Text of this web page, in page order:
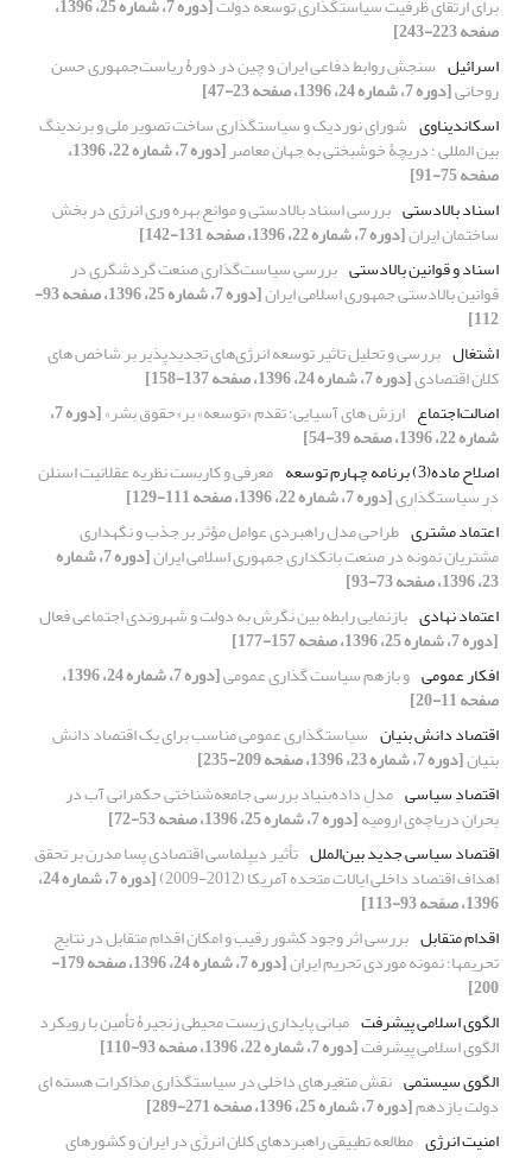
صفحه 223-243]
اسرائیل سنجشِ روابط دفاعیِ ایران و چین در دورۀ ریاست‌جمهوری حسن
روحانی[دوره 7، شماره 24، 1396، صفحه 23-47]
اسکاندیناوی شورای نوردیک و سیاستگذاری ساخت تصویر ملی و برندینگ
بین المللی ؛ دریچۀ خوشبختی به جهان معاصر [دوره 7، شماره 22، 1396،
صفحه 75-91]
اسناد بالادستی بررسی اسناد بالادستی و موانع بهره وری انرژی در بخش
ساختمان ایران[دوره 7، شماره 22، 1396، صفحه 131-142]
اسناد و قوانین بالادستی بررسی سیاست‌گذاری صنعت گردشگری در
قوانین بالادستی جمهوری اسلامی ایران [دوره 7، شماره 25، 1396، صفحه 93-
112]
اشتغال بررسی و تحلیل تاثیر توسعه انرژی‌های تجدیدپذیر بر شاخص های
کلان اقتصادی[دوره 7، شماره 24، 1396، صفحه 137-158]
اصالت‌اجتماع ارزش های آسیایی؛ تقدم «توسعه» بر«حقوق بشر» [دوره 7،
شماره 22، 1396، صفحه 39-54]
اصلاح ماده(3) برنامه چهارم توسعه
معرفی و کاربست نظریه عقلانیت اسنلن
در سیاستگذاری[دوره 7، شماره 22، 1396، صفحه 111-129]
اعتماد مشتری طراحی مدل راهبردی عوامل مؤثر بر جذب و نگهداری
مشتریان نمونه در صنعت بانکداری جمهوری اسلامی ایران [دوره 7، شماره
23، 1396، صفحه 73-93]
اعتماد نهادی بازنمایی رابطه بین نگرش به دولت و شهروندی اجتماعی فعال
[دوره 7، شماره 25، 1396، صفحه 157-177]
افکار عمومی و بازهم سیاست گذاری عمومی [دوره 7، شماره 24، 1396،
صفحه 11-20]
اقتصاد دانش بنیان سیاستگذاری عمومی مناسب برای یک اقتصاد دانش
بنیان[دوره 7، شماره 23، 1396، صفحه 209-235]
اقتصادِ سیاسی مدلِ داده‌بنیاد بررسی جامعه‌شناختی حکمرانی آب در
بحرانِ دریاچه‌ی ارومیه[دوره 7، شماره 25، 1396، صفحه 53-72]
اقتصاد سیاسی جدید بین‌الملل تأثیر دیپلماسی اقتصادی پسا مدرن بر تحقق
اهداف اقتصاد داخلی ایالات متحده آمریکا (2012-2009) [دوره 7، شماره 24،
1396، صفحه 93-113]
اقدام متقابل بررسی اثر وجود کشور رقیب و امکان اقدام متقابل در نتایج
تحریمها؛ نمونه موردی تحریم ایران [دوره 7، شماره 24، 1396، صفحه 179-
200]
الگوی اسلامی پیشرفت مبانی پایداری زیست محیطی زنجیرۀ تأمین با رویکرد
الگوی اسلامی پیشرفت[دوره 7، شماره 22، 1396، صفحه 93-110]
الگوی سیستمی نقش متغیرهای داخلی در سیاستگذاری مذاکرات هسته ای
دولت یازدهم[دوره 7، شماره 25، 1396، صفحه 271-289]
امنیت انرژی مطالعه تطبیقی راهبردهای کلان انرژی در ایران و کشورهای